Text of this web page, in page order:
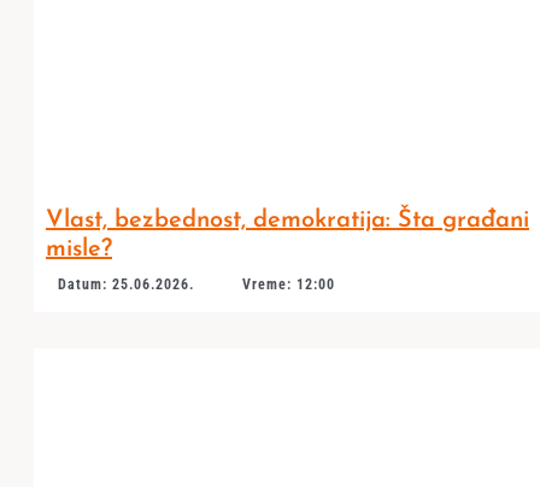
Vlast, bezbednost, demokratija: Šta građani
misle?
Datum: 25.06.2026. Vreme: 12:00